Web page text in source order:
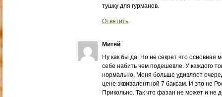
тушку для гурманов.
Ответить
Митяй
Ну как бы да. Но не секрет что основная
себе набить чем подешевле. У каждого
нормально. Меня больше удивляет
цене эквивалентной 7 баксам. И это не
Прикольно. Так что фазан не может и не